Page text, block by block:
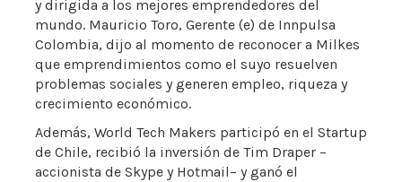
y dirigida a los mejores emprendedores del
mundo. Mauricio Toro, Gerente (e) de Innpulsa
Colombia, dijo al momento de reconocer a Milkes
que emprendimientos como el suyo resuelven
problemas sociales y generen empleo, riqueza y
crecimiento económico.
Además, World Tech Makers participó en el Startup
de Chile, recibió la inversión de Tim Draper –
accionista de Skype y Hotmail– y ganó el